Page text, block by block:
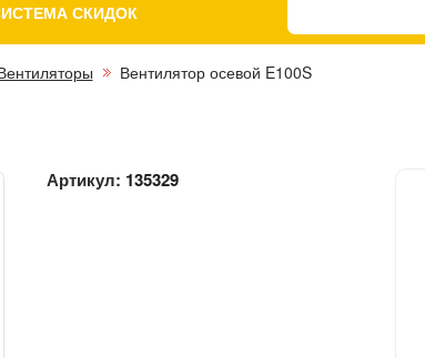
СКИДОК
Вентилятор осевой E100S
Артикул: 135329